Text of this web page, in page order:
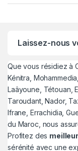
Laissez-nous
Que vous résidiez à
Kénitra,
Laâyoune, Tétouan,
Taroudant, Nador,
Ifrane, Errachidia,
du Maroc, nous
Profitez des
sérénité avec une